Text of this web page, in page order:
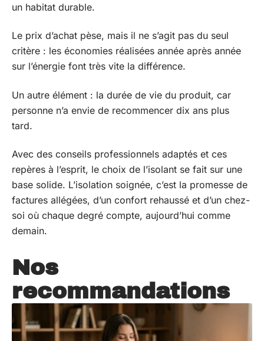
un habitat durable.
Le prix d’achat pèse, mais il ne s’agit pas du seul
critère : les économies réalisées année après année
sur l’énergie font très vite la différence.
Un autre élément : la durée de vie du produit, car
personne n’a envie de recommencer dix ans plus
tard.
Avec des conseils professionnels adaptés et ces
repères à l’esprit, le choix de l’isolant se fait sur une
base solide. L’isolation soignée, c’est la promesse de
factures allégées, d’un confort rehaussé et d’un chez-
soi où chaque degré compte, aujourd’hui comme
demain.
Nos
recommandations